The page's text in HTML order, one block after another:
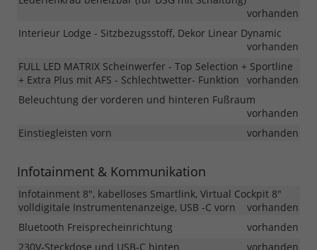
vorhanden
Interieur Lodge - Sitzbezugsstoff, Dekor Linear Dynamic
vorhanden
FULL LED MATRIX Scheinwerfer - Top Selection + Sportline
+ Extra Plus mit AFS - Schlechtwetter- Funktion
vorhanden
Beleuchtung der vorderen und hinteren Fußraum
vorhanden
Einstiegleisten vorn
vorhanden
Infotainment & Kommunikation
Infotainment 8", kabelloses Smartlink, Virtual Cockpit 8"
volldigitale Instrumentenanzeige, USB -C vorn
vorhanden
Bluetooth Freisprecheinrichtung
vorhanden
230V-Steckdose und USB-C hinten
vorhanden